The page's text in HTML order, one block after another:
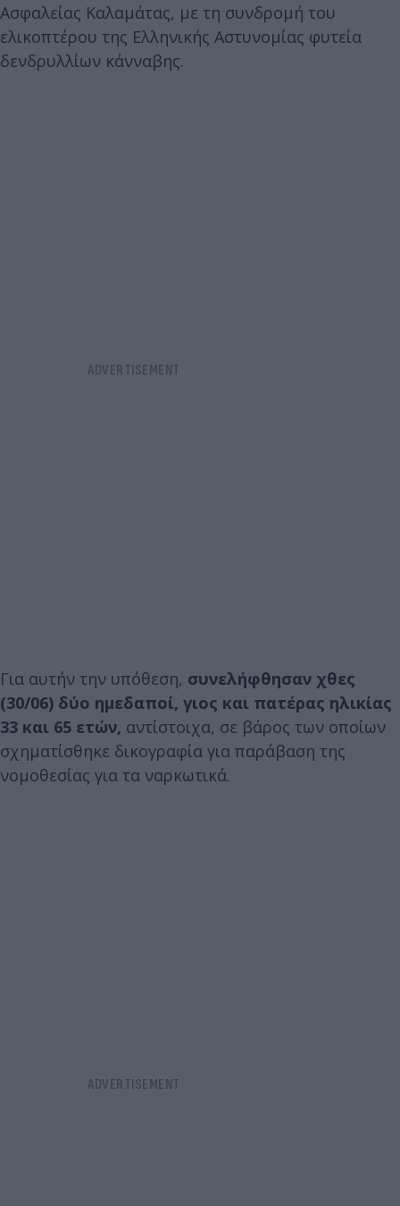
Ασφαλείας Καλαμάτας, με τη συνδρομή του
ελικοπτέρου της Ελληνικής Αστυνομίας φυτεία
δενδρυλλίων κάνναβης.
Για αυτήν την υπόθεση, συνελήφθησαν χθες
(30/06) δύο ημεδαποί, γιος και πατέρας ηλικίας
33 και 65 ετών, αντίστοιχα, σε βάρος των οποίων
σχηματίσθηκε δικογραφία για παράβαση της
νομοθεσίας για τα ναρκωτικά.